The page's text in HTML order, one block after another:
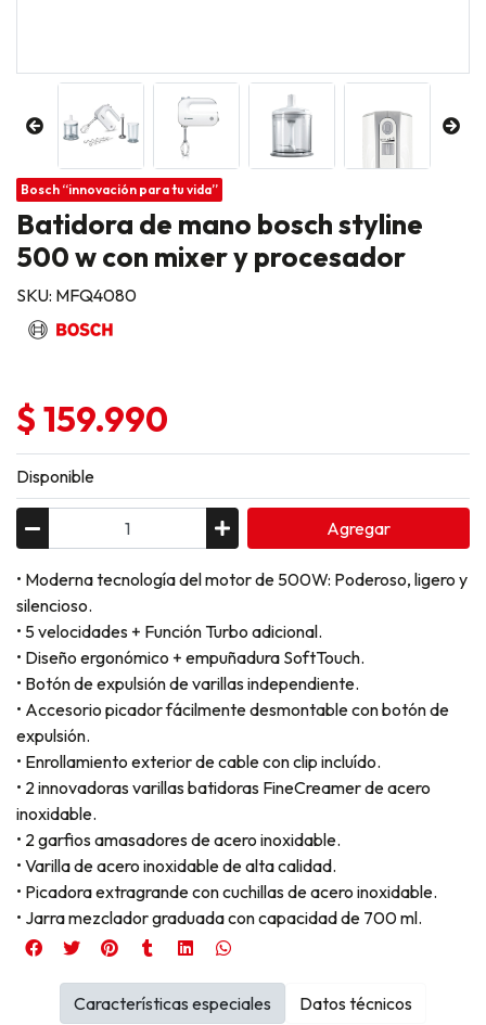
Bosch “innovación para tu vida”
Batidora de mano bosch styline
500 w con mixer y procesador
SKU: MFQ4080
$ 159.990
Disponible
Agregar
• Moderna tecnología del motor de 500W: Poderoso, ligero y
silencioso.
• 5 velocidades + Función Turbo adicional.
• Diseño ergonómico + empuñadura SoftTouch.
• Botón de expulsión de varillas independiente.
• Accesorio picador fácilmente desmontable con botón de
expulsión.
• Enrollamiento exterior de cable con clip incluído.
• 2 innovadoras varillas batidoras FineCreamer de acero
inoxidable.
• 2 garfios amasadores de acero inoxidable.
• Varilla de acero inoxidable de alta calidad.
• Picadora extragrande con cuchillas de acero inoxidable.
• Jarra mezclador graduada con capacidad de 700 ml.
Características especiales Datos técnicos